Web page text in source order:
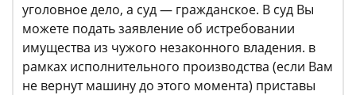
уголовное дело, а суд — гражданское. В суд Вы
можете подать заявление об истребовании
имущества из чужого незаконного владения. в
рамках исполнительного производства (если Вам
не вернут машину до этого момента) приставы